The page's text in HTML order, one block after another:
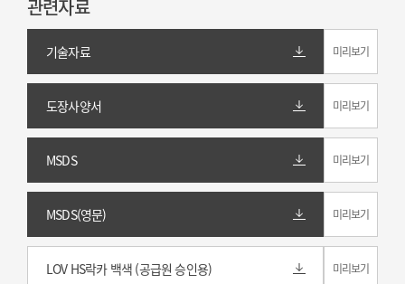
관련자료
기술자료 미리보기
도장사양서 미리보기
MSDS 미리보기
MSDS(영문) 미리보기
LOV HS락카 백색 (공급원 승인용) 미리보기